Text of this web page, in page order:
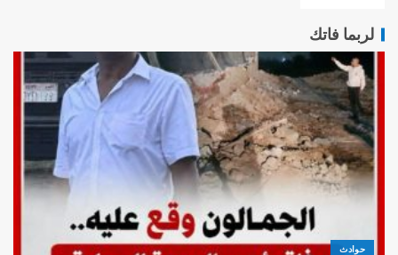
لربما فاتك
حوادث